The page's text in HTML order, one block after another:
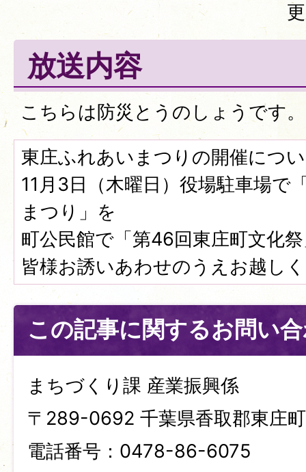
放送内容
こちらは防災とうのしょうです。
東庄ふれあいまつりの開催につ
11月3日（木曜日）役場駐車場で
まつり」を
町公民館で「第46回東庄町文化
皆様お誘いあわせのうえお越し
この記事に関するお問い
まちづくり課 産業振興係
〒289-0692 千葉県香取郡東庄
電話番号：0478-86-6075